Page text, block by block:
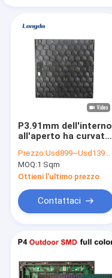
P3.91mm dell'interno
all'aperto ha curvato
visualizzare l'alta
luminosità
impermeabile IP65
Prezzo:Usd899~Usd1399/Sqm ( price is negotiable )
MOQ:1 Sqm
Ottieni l'ultimo prezzo
Contattaci